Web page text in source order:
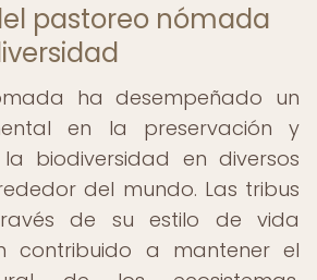
pastoreo nómada
ha desempeñado un
en la preservación y
biodiversidad en diversos
del mundo. Las tribus
de su estilo de vida
contribuido a mantener el